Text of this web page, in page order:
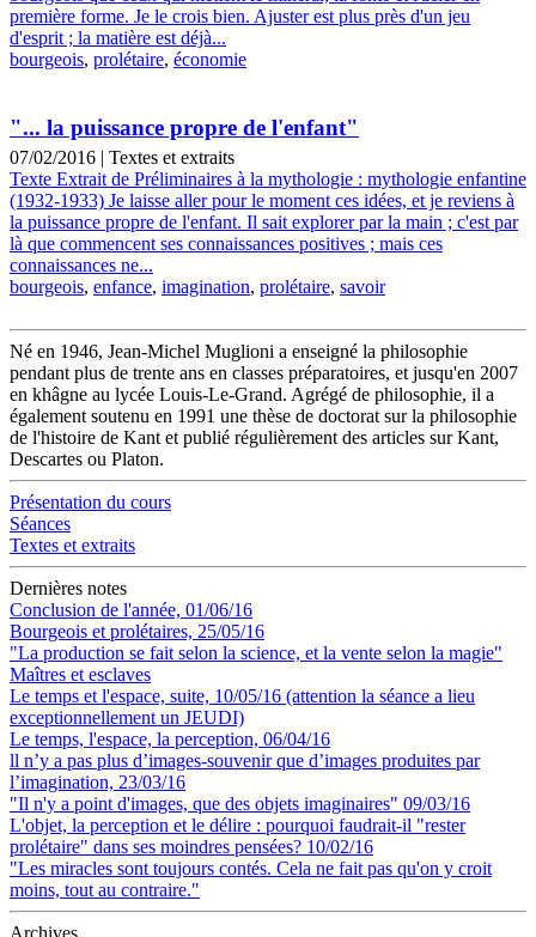
première forme. Je le crois bien. Ajuster est plus près d'un jeu
d'esprit ; la matière est déjà...
bourgeois, prolétaire, économie
"... la puissance propre de l'enfant"
07/02/2016 | Textes et extraits
Texte Extrait de Préliminaires à la mythologie : mythologie enfantine
(1932-1933) Je laisse aller pour le moment ces idées, et je reviens à
la puissance propre de l'enfant. Il sait explorer par la main ; c'est par
là que commencent ses connaissances positives ; mais ces
connaissances ne...
bourgeois, enfance, imagination, prolétaire, savoir
Né en 1946, Jean-Michel Muglioni a enseigné la philosophie
pendant plus de trente ans en classes préparatoires, et jusqu'en 2007
en khâgne au lycée Louis-Le-Grand. Agrégé de philosophie, il a
également soutenu en 1991 une thèse de doctorat sur la philosophie
de l'histoire de Kant et publié régulièrement des articles sur Kant,
Descartes ou Platon.
Présentation du cours
Séances
Textes et extraits
Dernières notes
Conclusion de l'année, 01/06/16
Bourgeois et prolétaires, 25/05/16
"La production se fait selon la science, et la vente selon la magie"
Maîtres et esclaves
Le temps et l'espace, suite, 10/05/16 (attention la séance a lieu
exceptionnellement un JEUDI)
Le temps, l'espace, la perception, 06/04/16
ll n’y a pas plus d’images-souvenir que d’images produites par
l’imagination, 23/03/16
"Il n'y a point d'images, que des objets imaginaires" 09/03/16
L'objet, la perception et le délire : pourquoi faudrait-il "rester
prolétaire" dans ses moindres pensées? 10/02/16
"Les miracles sont toujours contés. Cela ne fait pas qu'on y croit
moins, tout au contraire."
Archives